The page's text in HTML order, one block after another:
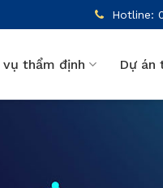
Hotline:
vụ thẩm định Dự án